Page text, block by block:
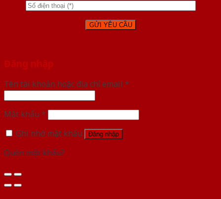
Đăng nhập
Tên tài khoản hoặc địa chỉ email *
Mật khẩu *
Ghi nhớ mật khẩu
Đăng nhập
Quên mật khẩu?